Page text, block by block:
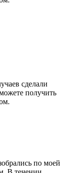
сделали
получить
по моей